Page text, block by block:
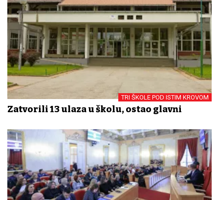
TRI ŠKOLE POD ISTIM KROVOM
Zatvorili 13 ulaza u školu, ostao glavni